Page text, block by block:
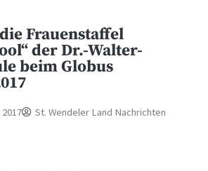
Frauenstaffel
der Dr.-Walter-
beim Globus
St. Wendeler Land Nachrichten